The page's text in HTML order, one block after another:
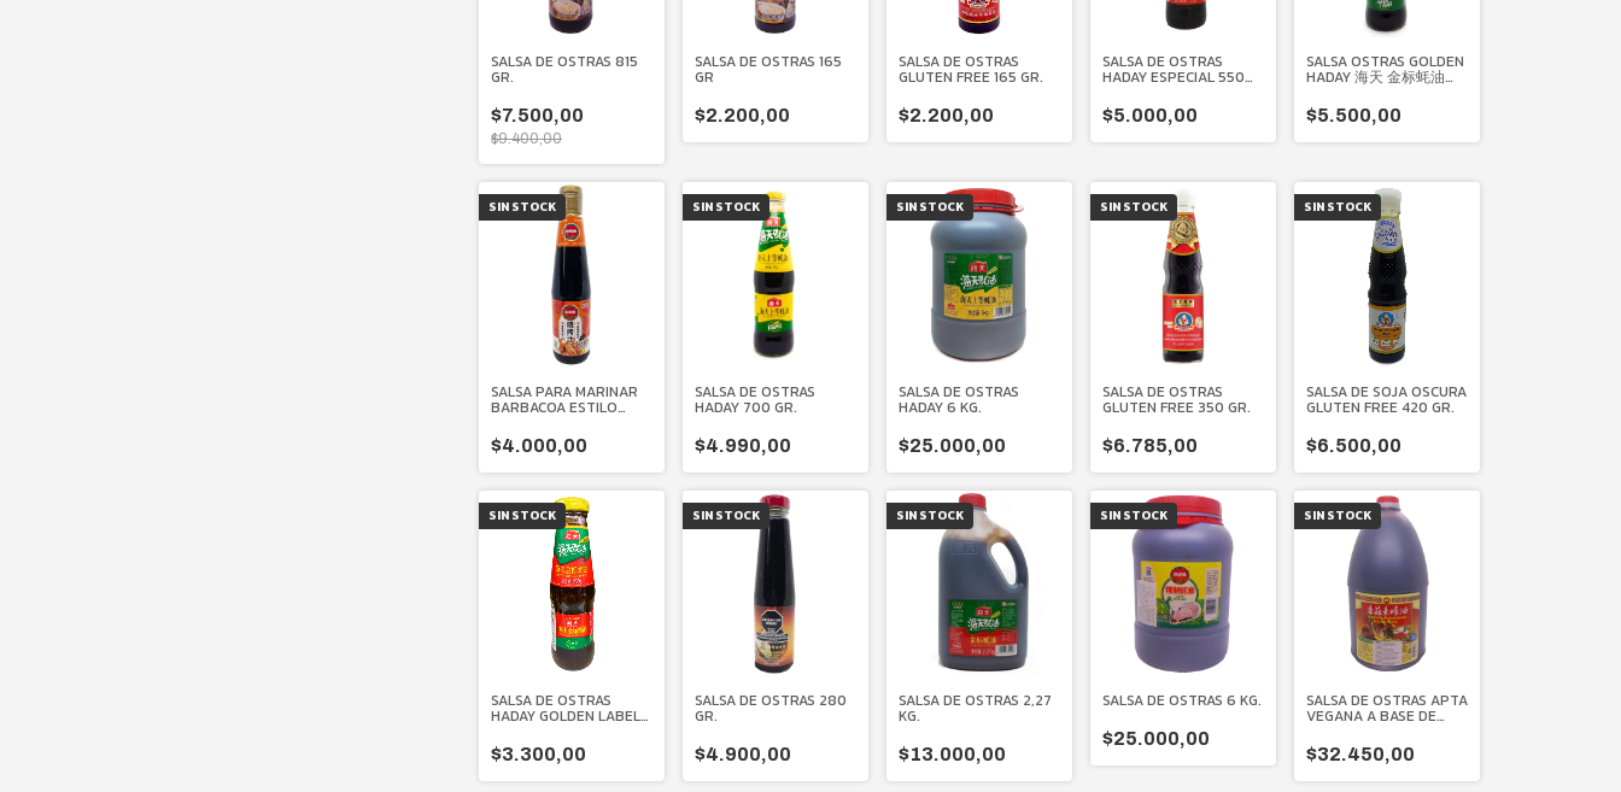
SALSA DE OSTRAS 815
GR.
$7.500,00
$9.400,00
SALSA DE OSTRAS 165
GR
$2.200,00
SALSA DE OSTRAS
GLUTEN FREE 165 GR.
$2.200,00
SALSA DE OSTRAS
HADAY ESPECIAL 550
$5.000,00
SALSA OSTRAS GOLDEN
HADAY 海天 金标蚝油
$5.500,00
SIN STOCK
SALSA PARA MARINAR
BARBACOA ESTILO
$4.000,00
SIN STOCK
SALSA DE OSTRAS
HADAY 700 GR.
$4.990,00
SIN STOCK
SALSA DE OSTRAS
HADAY 6 KG.
$25.000,00
SIN STOCK
SALSA DE OSTRAS
GLUTEN FREE 350 GR.
$6.785,00
SIN STOCK
SALSA DE SOJA OSCURA
GLUTEN FREE 420 GR.
$6.500,00
SIN STOCK
SALSA DE OSTRAS
HADAY GOLDEN LABEL
$3.300,00
SIN STOCK
SALSA DE OSTRAS 280
GR.
$4.900,00
SIN STOCK
SALSA DE OSTRAS 2,27
KG.
$13.000,00
SIN STOCK
SALSA DE OSTRAS 6 KG.
$25.000,00
SIN STOCK
SALSA DE OSTRAS APTA
VEGANA A BASE DE
$32.450,00